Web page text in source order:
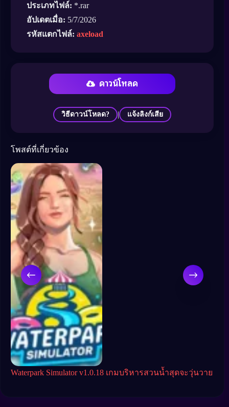
ประเภทไฟล์: *.rar
อัปเดตเมื่อ: 5/7/2026
รหัสแตกไฟล์: axeload
ดาวน์โหลด
วิธีดาวน์โหลด? | แจ้งลิงก์เสีย
โพสต์ที่เกี่ยวข้อง
Waterpark Simulator v1.0.18 เกมบริหารสวนน้ำสุดจะวุ่นวาย